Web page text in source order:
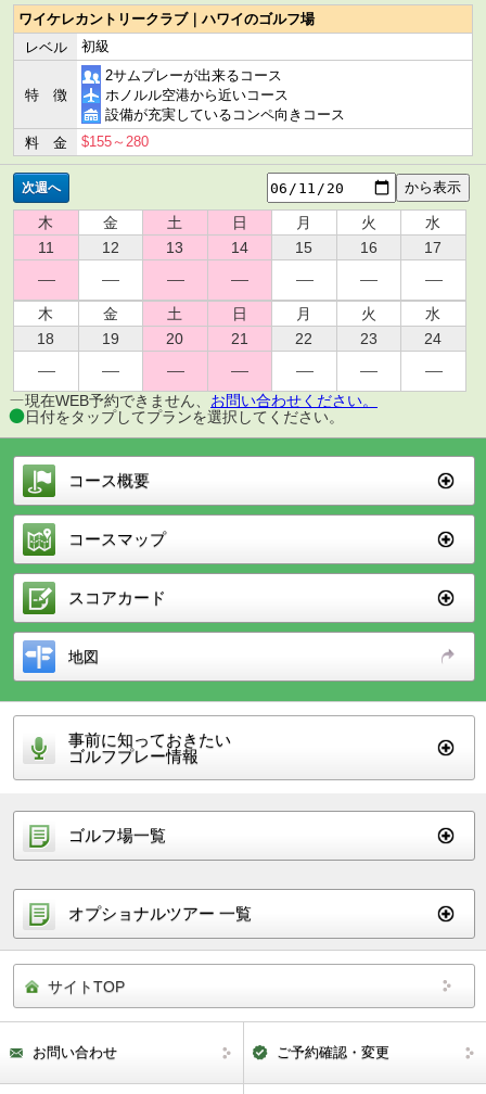
ワイケレカントリークラブ｜ハワイのゴルフ場
レベル
初級
特 徴
2サムプレーが出来るコース
ホノルル空港から近いコース
設備が充実しているコンペ向きコース
料 金
$155～280
次週へ
木 金 土 日 月 火
水
11
12 13 14 15 16 17
木 金 土 日 月 火
水
18
19 20 21 22 23 24
現在WEB予約できません、 お問い合わせください。
日付をタップしてプランを選択してください。
コース概要
コースマップ
スコアカード
地図
事前に知っておきたい
ゴルフプレー情報
ゴルフ場一覧
オプショナルツアー 一覧
サイトTOP
お問い合わせ ご予約確認・変更